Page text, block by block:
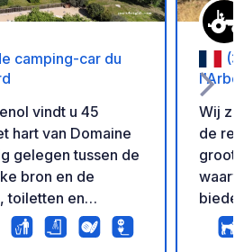
camping-car du
vindt u 45
hart van Domaine
gelegen tussen de
bron en de
Elektriciteit
biedt
Wij
de
groot
twee